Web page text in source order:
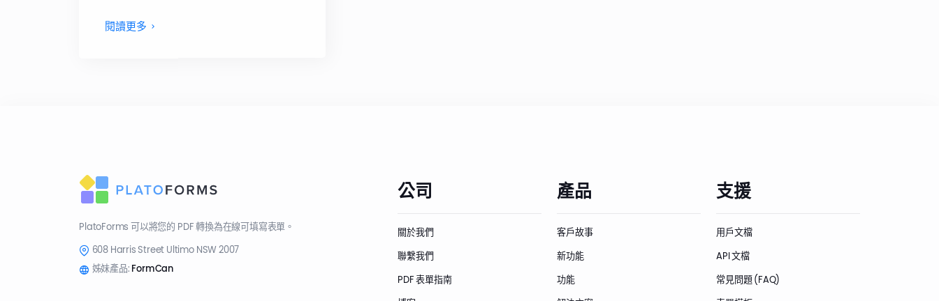
閱讀更多
PlatoForms 可以將您的 PDF 轉換為在線可填寫表單。
608 Harris Street Ultimo NSW 2007
姊妹產品: FormCan
公司
關於我們
聯繫我們
PDF 表單指南
產品
客戶故事
新功能
功能
支援
用戶文檔
API 文檔
常見問題 (FAQ)